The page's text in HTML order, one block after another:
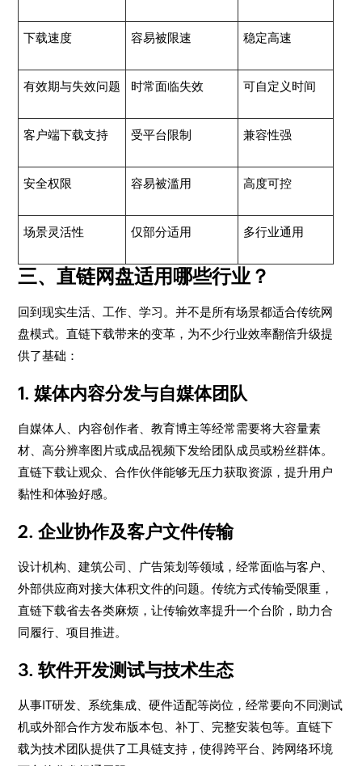
下载速度 容易被限速 稳定高速
有效期与失效问题 时常面临失效 可自定义时间
客户端下载支持 受平台限制 兼容性强
安全权限 容易被滥用 高度可控
场景灵活性 仅部分适用 多行业通用
三、直链网盘适用哪些行业？
回到现实生活、工作、学习。并不是所有场景都适合传统网
盘模式。直链下载带来的变革，为不少行业效率翻倍升级提
供了基础：
1. 媒体内容分发与自媒体团队
自媒体人、内容创作者、教育博主等经常需要将大容量素
材、高分辨率图片或成品视频下发给团队成员或粉丝群体。
直链下载让观众、合作伙伴能够无压力获取资源，提升用户
黏性和体验好感。
2. 企业协作及客户文件传输
设计机构、建筑公司、广告策划等领域，经常面临与客户、
外部供应商对接大体积文件的问题。传统方式传输受限重，
直链下载省去各类麻烦，让传输效率提升一个台阶，助力合
同履行、项目推进。
3. 软件开发测试与技术生态
从事IT研发、系统集成、硬件适配等岗位，经常要向不同测试
机或外部合作方发布版本包、补丁、完整安装包等。直链下
载为技术团队提供了工具链支持，使得跨平台、跨网络环境